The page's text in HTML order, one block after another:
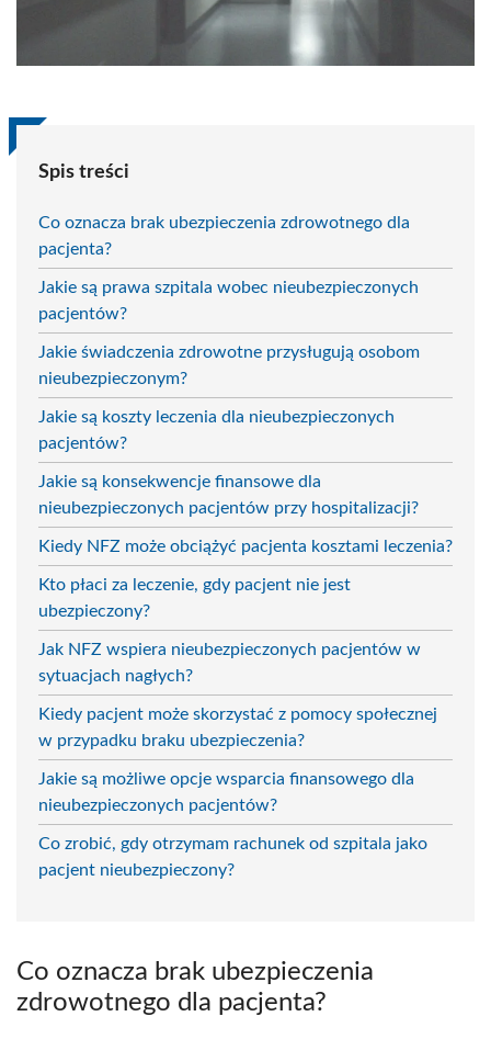
Spis treści
Co oznacza brak ubezpieczenia zdrowotnego dla
pacjenta?
Jakie są prawa szpitala wobec nieubezpieczonych
pacjentów?
Jakie świadczenia zdrowotne przysługują osobom
nieubezpieczonym?
Jakie są koszty leczenia dla nieubezpieczonych
pacjentów?
Jakie są konsekwencje finansowe dla
nieubezpieczonych pacjentów przy hospitalizacji?
Kiedy NFZ może obciążyć pacjenta kosztami leczenia?
Kto płaci za leczenie, gdy pacjent nie jest
ubezpieczony?
Jak NFZ wspiera nieubezpieczonych pacjentów w
sytuacjach nagłych?
Kiedy pacjent może skorzystać z pomocy społecznej
w przypadku braku ubezpieczenia?
Jakie są możliwe opcje wsparcia finansowego dla
nieubezpieczonych pacjentów?
Co zrobić, gdy otrzymam rachunek od szpitala jako
pacjent nieubezpieczony?
Co oznacza brak ubezpieczenia
zdrowotnego dla pacjenta?